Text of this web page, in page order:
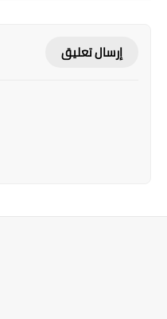
إرسال تعليق